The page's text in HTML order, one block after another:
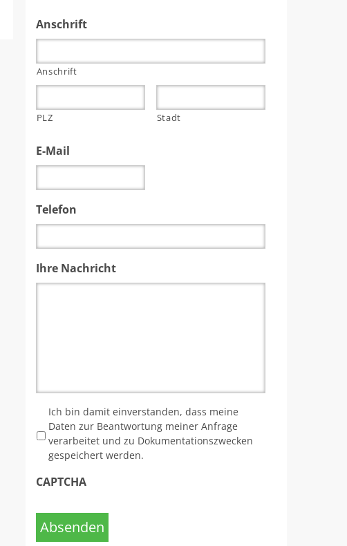
Anschrift
Anschrift
PLZ Stadt
E-Mail
Telefon
Ihre Nachricht
Ich bin damit einverstanden, dass meine
Daten zur Beantwortung meiner Anfrage
verarbeitet und zu Dokumentationszwecken
gespeichert werden.
CAPTCHA
Absenden